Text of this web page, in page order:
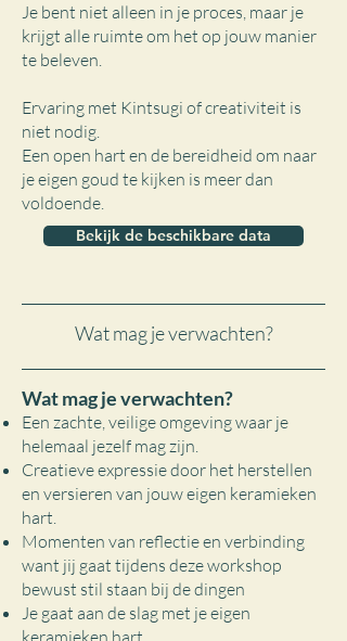
Je bent niet alleen in je proces, maar je
krijgt alle ruimte om het op jouw manier
te beleven.
Ervaring met Kintsugi of creativiteit is
niet nodig.
Een open hart en de bereidheid om naar
je eigen goud te kijken is meer dan
voldoende.
Bekijk de beschikbare data
Wat mag je verwachten?
Wat mag je verwachten?
Een zachte, veilige omgeving waar je
helemaal jezelf mag zijn.
Creatieve expressie door het herstellen
en versieren van jouw eigen keramieken
hart.
Momenten van reflectie en verbinding
want jij gaat tijdens deze workshop
bewust stil staan bij de dingen
Je gaat aan de slag met je eigen
keramieken hart